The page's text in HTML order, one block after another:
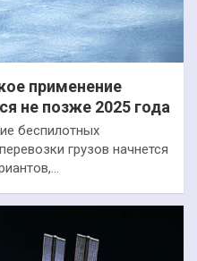
применение
не позже 2025 года
беспилотных
грузов начнется